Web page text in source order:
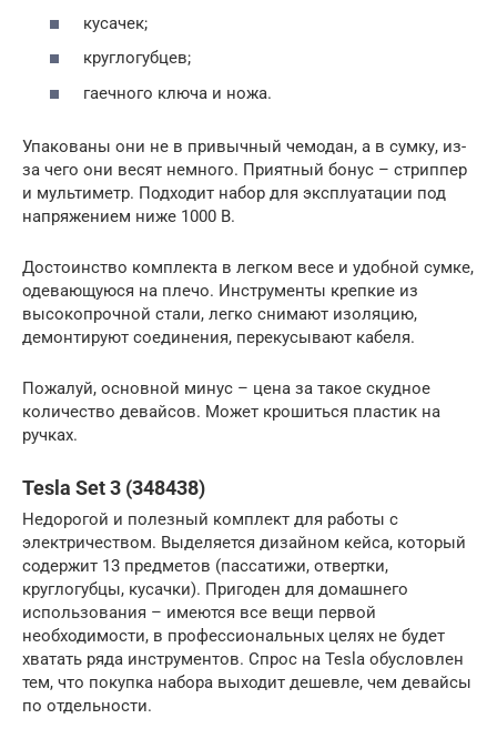
кусачек;
круглогубцев;
гаечного ключа и ножа.
Упакованы они не в привычный чемодан, а в сумку, из-
за чего они весят немного. Приятный бонус – стриппер
и мультиметр. Подходит набор для эксплуатации под
напряжением ниже 1000 В.
Достоинство комплекта в легком весе и удобной сумке,
одевающуюся на плечо. Инструменты крепкие из
высокопрочной стали, легко снимают изоляцию,
демонтируют соединения, перекусывают кабеля.
Пожалуй, основной минус – цена за такое скудное
количество девайсов. Может крошиться пластик на
ручках.
Tesla Set 3 (348438)
Недорогой и полезный комплект для работы с
электричеством. Выделяется дизайном кейса, который
содержит 13 предметов (пассатижи, отвертки,
круглогубцы, кусачки). Пригоден для домашнего
использования – имеются все вещи первой
необходимости, в профессиональных целях не будет
хватать ряда инструментов. Спрос на Tesla обусловлен
тем, что покупка набора выходит дешевле, чем девайсы
по отдельности.